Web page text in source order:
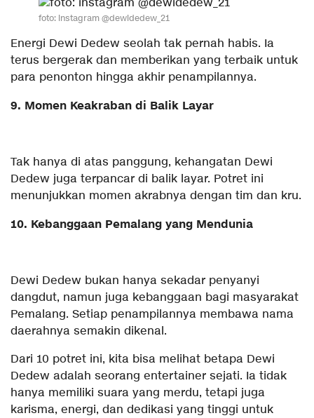
foto: instagram @dewidedew_21
Energi Dewi Dedew seolah tak pernah habis. Ia
terus bergerak dan memberikan yang terbaik untuk
para penonton hingga akhir penampilannya.
9. Momen Keakraban di Balik Layar
Tak hanya di atas panggung, kehangatan Dewi
Dedew juga terpancar di balik layar. Potret ini
menunjukkan momen akrabnya dengan tim dan kru.
10. Kebanggaan Pemalang yang Mendunia
Dewi Dedew bukan hanya sekadar penyanyi
dangdut, namun juga kebanggaan bagi masyarakat
Pemalang. Setiap penampilannya membawa nama
daerahnya semakin dikenal.
Dari 10 potret ini, kita bisa melihat betapa Dewi
Dedew adalah seorang entertainer sejati. Ia tidak
hanya memiliki suara yang merdu, tetapi juga
karisma, energi, dan dedikasi yang tinggi untuk